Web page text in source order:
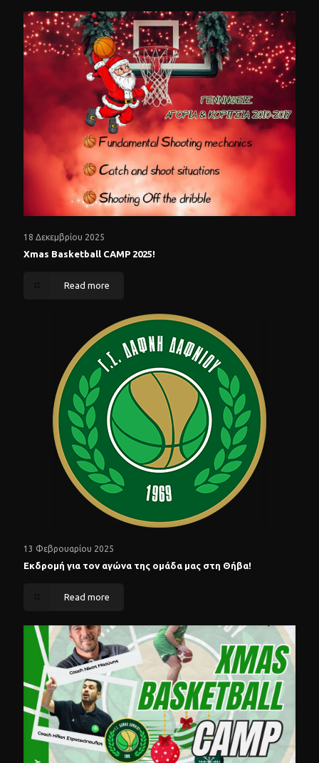
18 Δεκεμβρίου 2025
Xmas Basketball CAMP 2025!
Read more
13 Φεβρουαρίου 2025
Εκδρομή για τον αγώνα της ομάδα μας στη Θήβα!
Read more